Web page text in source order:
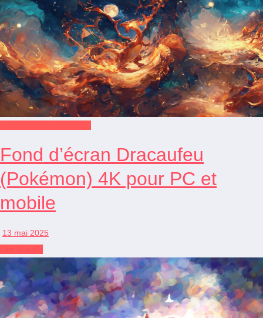
Fond d’écran Dracaufeu
(Pokémon) 4K pour PC et
mobile
13 mai 2025